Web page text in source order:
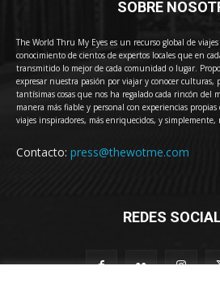
SOBRE
The World Thru My Eyes es un recurso global de
conocimiento de cientos de expertos locales que en
transmitido lo mejor de cada comunidad o lugar.
expresar nuestra pasión por viajar y conocer culturas,
tantísimas cosas que nos ha regalado cada rincón del
manera más fiable y personal con experiencias
viajes inspiradores, más enriquecidos, y simplemente,
Contacto: press@thewotme.com
REDES